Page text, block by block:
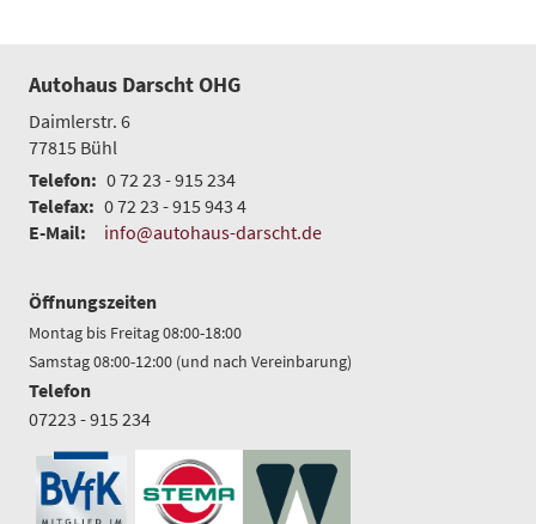
Autohaus Darscht OHG
Daimlerstr. 6
77815 Bühl
Telefon: 0 72 23 - 915 234
Telefax: 0 72 23 - 915 943 4
E-Mail:
info@autohaus-darscht.de
Öffnungszeiten
Montag bis Freitag 08:00-18:00
Samstag 08:00-12:00 (und nach Vereinbarung)
Telefon
07223 - 915 234